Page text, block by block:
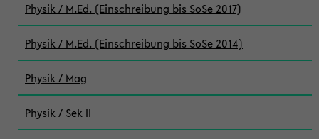
Physik / M.Ed. (Einschreibung bis SoSe 2017)
Physik / M.Ed. (Einschreibung bis SoSe 2014)
Physik / Mag
Physik / Sek II